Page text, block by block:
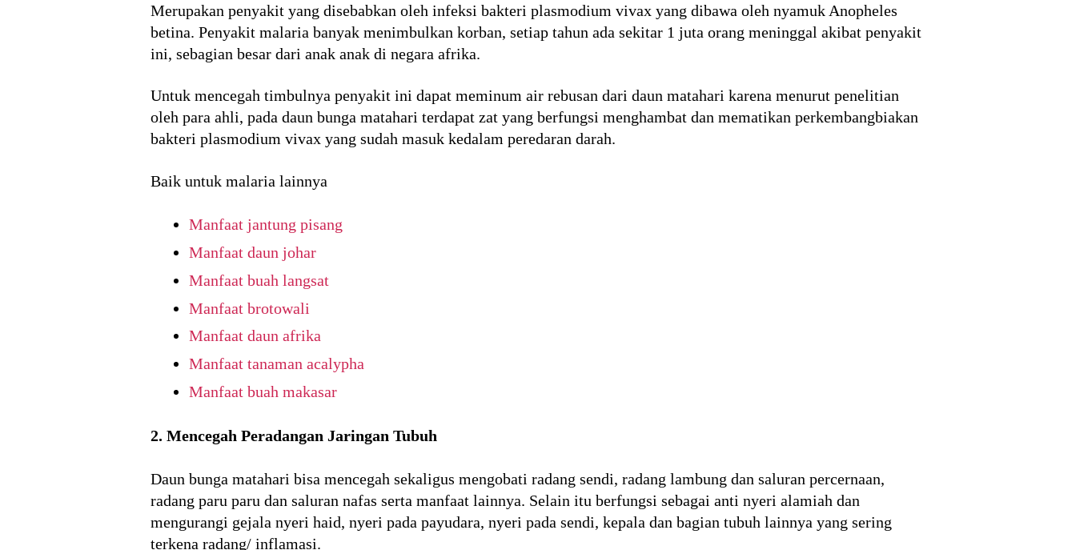
Merupakan penyakit yang disebabkan oleh infeksi bakteri plasmodium vivax yang dibawa oleh nyamuk Anopheles
betina. Penyakit malaria banyak menimbulkan korban, setiap tahun ada sekitar 1 juta orang meninggal akibat penyakit
ini, sebagian besar dari anak anak di negara afrika.
Untuk mencegah timbulnya penyakit ini dapat meminum air rebusan dari daun matahari karena menurut penelitian
oleh para ahli, pada daun bunga matahari terdapat zat yang berfungsi menghambat dan mematikan perkembangbiakan
bakteri plasmodium vivax yang sudah masuk kedalam peredaran darah.
Baik untuk malaria lainnya
Manfaat jantung pisang
Manfaat daun johar
Manfaat buah langsat
Manfaat brotowali
Manfaat daun afrika
Manfaat tanaman acalypha
Manfaat buah makasar
2. Mencegah Peradangan Jaringan Tubuh
Daun bunga matahari bisa mencegah sekaligus mengobati radang sendi, radang lambung dan saluran percernaan,
radang paru paru dan saluran nafas serta manfaat lainnya. Selain itu berfungsi sebagai anti nyeri alamiah dan
mengurangi gejala nyeri haid, nyeri pada payudara, nyeri pada sendi, kepala dan bagian tubuh lainnya yang sering
terkena radang/ inflamasi.